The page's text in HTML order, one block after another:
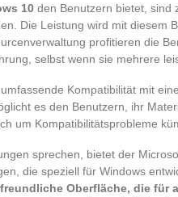
10 den Benutzern bietet, sind
Die Leistung wird mit diesem
profitieren die
selbst wenn sie mehrere
Kompatibilität mit
es den Benutzern, ihr
um Kompatibilitätsprobleme
sprechen, bietet der
die speziell für Windows
Oberfläche, die für